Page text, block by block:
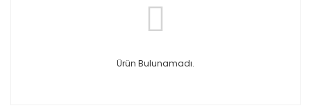
Ürün Bulunamadı.